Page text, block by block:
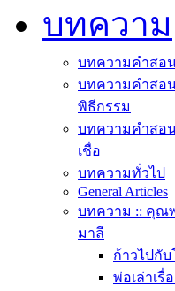
บทความ
บทความคำสอ
บทความคำสอ
พิธีกรรม
บทความคำสอ
เชื่อ
บทความทั่วไป
General Articles
บทความ :: คุณ
มาลี
ก้าวไปกับ
พ่อเล่าเรื่